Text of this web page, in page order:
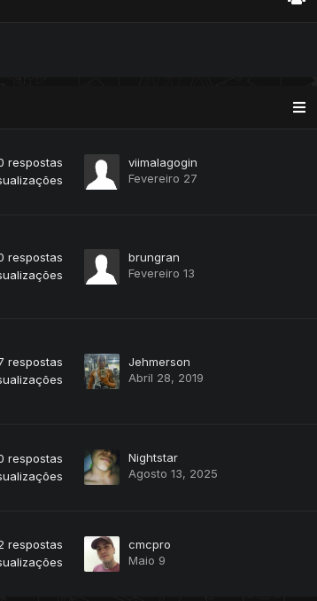
respostas
viimalagogin
Fevereiro 27
respostas
brungran
Fevereiro 13
respostas
Jehmerson
Abril 28, 2019
respostas
Nightstar
Agosto 13, 2025
respostas
cmcpro
Maio 9